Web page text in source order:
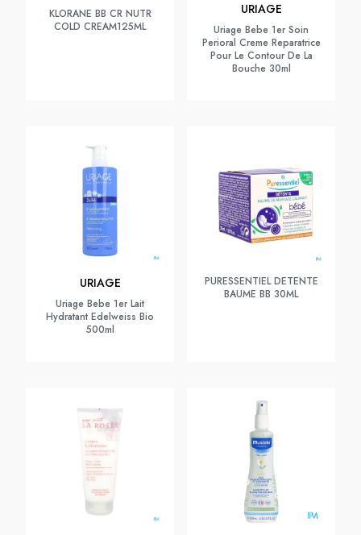
KLORANE BB CR NUTR
COLD CREAM125ML
URIAGE
Uriage Bebe 1er Soin
Perioral Creme Reparatrice
Pour Le Contour De La
Bouche 30ml
URIAGE
Uriage Bebe 1er Lait
Hydratant Edelweiss Bio
500ml
PURESSENTIEL DETENTE
BAUME BB 30ML